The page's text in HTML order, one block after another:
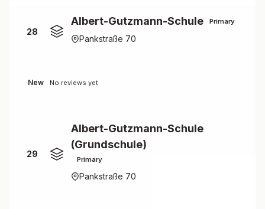
28
Albert-Gutzmann-Schule Primary
Pankstraße 70
New No reviews yet
29
Albert-Gutzmann-Schule
(Grundschule)
Primary
Pankstraße 70